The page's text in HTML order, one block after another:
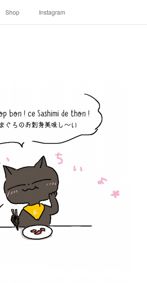
Shop Instagram